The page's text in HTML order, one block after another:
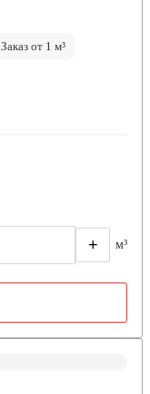
Заказ от 1 м³
+ м³